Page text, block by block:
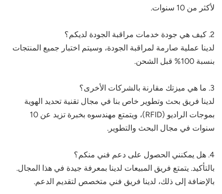
Español
Português
Nederland
عربي
日语
한국어
Türk
لأكثر من 10 سنوات.
2. كيف هي جودة خدمات مراقبة الجودة لديكم؟
لدينا عملية صارمة لمراقبة الجودة، وسيتم اختبار جميع المنتجات
بنسبة 100% قبل الشحن.
3. ما هي ميزتك مقارنة بالشركات الأخرى؟
لدينا فريق بحث وتطوير خاص بنا في مجال تقنية تحديد الهوية
بموجات الراديو (RFID)، ويتمتع مهندسوه بخبرة تزيد عن 10
سنوات في مجال البحث والتطوير.
4. هل يمكنني الحصول على دعم فني منكم؟
بالتأكيد. يتمتع فريق المبيعات لدينا بمعرفة جيدة في هذا المجال.
بالإضافة إلى ذلك، لدينا فريق فني متخصص لتقديم الدعم.